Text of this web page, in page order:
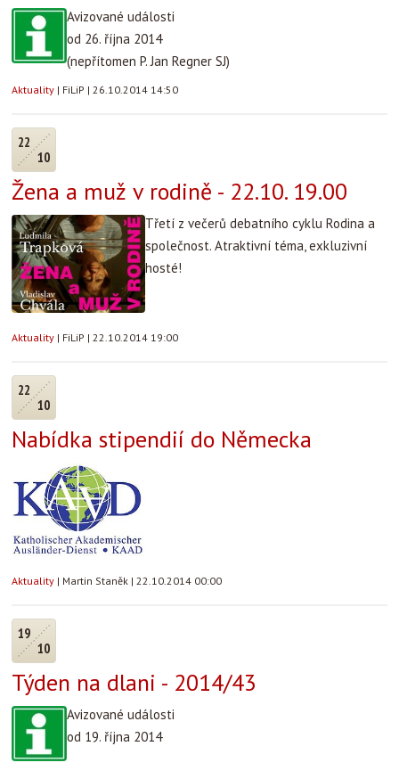
Avizované události
od 26. října 2014
(nepřítomen P. Jan Regner SJ)
Aktuality | FiLiP | 26.10.2014 14:50
22
10
Žena a muž v rodině - 22.10. 19.00
Třetí z večerů debatního cyklu Rodina a
společnost. Atraktivní téma, exkluzivní
hosté!
Aktuality | FiLiP | 22.10.2014 19:00
22
10
Nabídka stipendií do Německa
Aktuality | Martin Staněk | 22.10.2014 00:00
19
10
Týden na dlani - 2014/43
Avizované události
od 19. října 2014